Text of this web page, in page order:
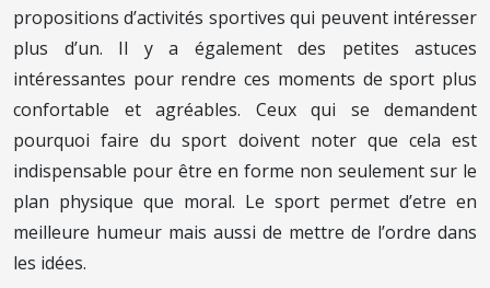
propositions d’activités sportives qui peuvent intéresser
plus d’un. Il y a également des petites astuces
intéressantes pour rendre ces moments de sport plus
confortable et agréables. Ceux qui se demandent
pourquoi faire du sport doivent noter que cela est
indispensable pour être en forme non seulement sur le
plan physique que moral. Le sport permet d’etre en
meilleure humeur mais aussi de mettre de l’ordre dans
les idées.